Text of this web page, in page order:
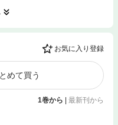
お気に入り登録
めて買う
1巻から 最新刊から